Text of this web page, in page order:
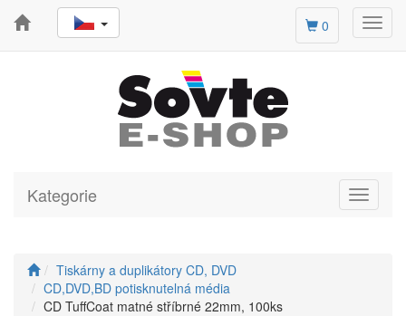
0
Toggle
Kategorie
Tiskárny a duplikátory CD, DVD
CD,DVD,BD potisknutelná média
CD TuffCoat matné stříbrné 22mm, 100ks